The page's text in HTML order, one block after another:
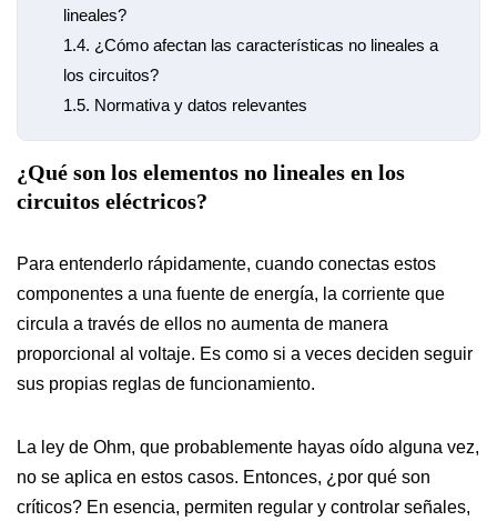
lineales?
1.4. ¿Cómo afectan las características no lineales a
los circuitos?
1.5. Normativa y datos relevantes
¿Qué son los elementos no lineales en los
circuitos eléctricos?
Para entenderlo rápidamente, cuando conectas estos
componentes a una fuente de energía, la corriente que
circula a través de ellos no aumenta de manera
proporcional al voltaje. Es como si a veces deciden seguir
sus propias reglas de funcionamiento.
La ley de Ohm, que probablemente hayas oído alguna vez,
no se aplica en estos casos. Entonces, ¿por qué son
críticos? En esencia, permiten regular y controlar señales,